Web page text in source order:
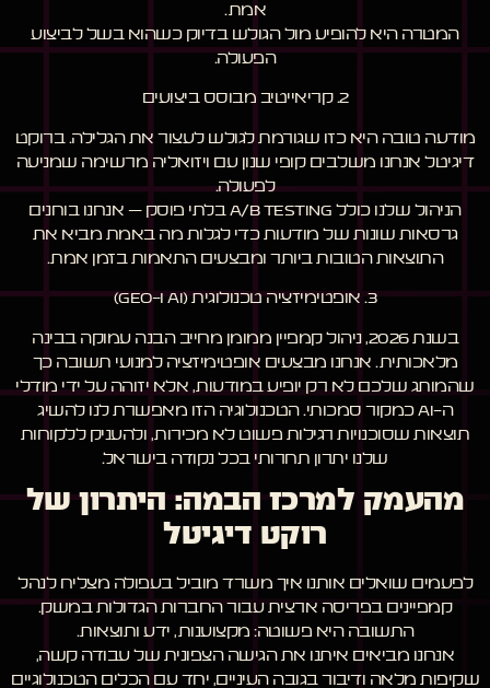
אמת.
המטרה היא להופיע מול הגולש בדיוק כשהוא בשל לביצוע
הפעולה.
2. קריאייטיב מבוסס ביצועים
מודעה טובה היא כזו שגורמת לגולש לעצור את הגלילה. ברוקט
דיגיטל אנחנו משלבים קופי שנון עם ויזואליה מרשימה שמניעה
לפעולה.
הניהול שלנו כולל A/B Testing בלתי פוסק – אנחנו בוחנים
גרסאות שונות של מודעות כדי לגלות מה באמת מביא את
התוצאות הטובות ביותר ומבצעים התאמות בזמן אמת.
3. אופטימיזציה טכנולוגית (AI ו-GEO)
בשנת 2026, ניהול קמפיין ממומן מחייב הבנה עמוקה בבינה
מלאכותית. אנחנו מבצעים אופטימיזציה למנועי תשובה כך
שהמותג שלכם לא רק יופיע במודעות, אלא יזוהה על ידי מודלי
ה-AI כמקור סמכותי. הטכנולוגיה הזו מאפשרת לנו להשיג
תוצאות שסוכנויות רגילות פשוט לא מכירות, ולהעניק ללקוחות
שלנו יתרון תחרותי בכל נקודה בישראל.
מהעמק למרכז הבמה: היתרון של
רוקט דיגיטל
לפעמים שואלים אותנו איך משרד מוביל בעפולה מצליח לנהל
קמפיינים בפריסה ארצית עבור החברות הגדולות במשק.
התשובה היא פשוטה: מקצוענות, ידע ותוצאות.
אנחנו מביאים איתנו את הגישה הצפונית של עבודה קשה,
שקיפות מלאה ודיבור בגובה העיניים, יחד עם הכלים הטכנולוגיים